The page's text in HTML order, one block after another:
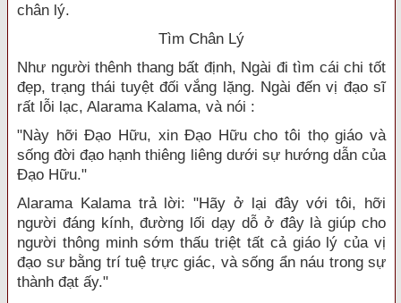
chân lý.
Tìm Chân Lý
Như người thênh thang bất định, Ngài đi tìm cái chi tốt
đẹp, trạng thái tuyệt đối vắng lặng. Ngài đến vị đạo sĩ
rất lỗi lạc, Alarama Kalama, và nói :
"Này hỡi Đạo Hữu, xin Đạo Hữu cho tôi thọ giáo và
sống đời đạo hạnh thiêng liêng dưới sự hướng dẫn của
Đạo Hữu."
Alarama Kalama trả lời: "Hãy ở lại đây với tôi, hỡi
người đáng kính, đường lối dạy dỗ ở đây là giúp cho
người thông minh sớm thấu triệt tất cả giáo lý của vị
đạo sư bằng trí tuệ trực giác, và sống ẩn náu trong sự
thành đạt ấy."